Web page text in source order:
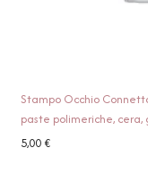
Stampo Occhio
paste polimeriche, cera,
5,00€